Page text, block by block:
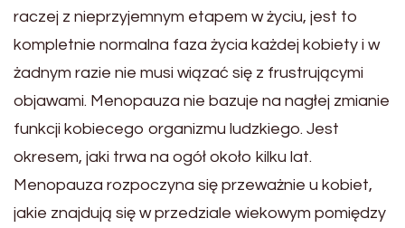
raczej z nieprzyjemnym etapem w życiu, jest to
kompletnie normalna faza życia każdej kobiety i w
żadnym razie nie musi wiązać się z frustrującymi
objawami. Menopauza nie bazuje na nagłej zmianie
funkcji kobiecego organizmu ludzkiego. Jest
okresem, jaki trwa na ogół około kilku lat.
Menopauza rozpoczyna się przeważnie u kobiet,
jakie znajdują się w przedziale wiekowym pomiędzy